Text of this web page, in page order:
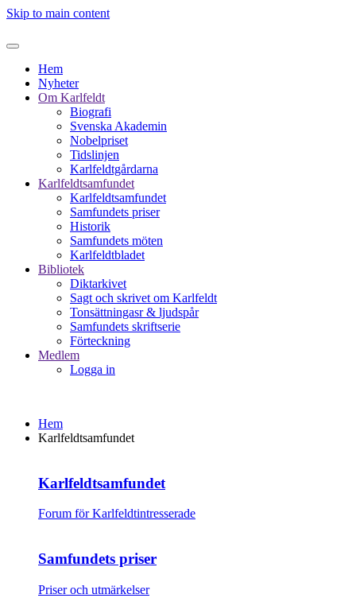
Skip to main content
Hem
Nyheter
Om Karlfeldt
Biografi
Svenska Akademin
Nobelpriset
Tidslinjen
Karlfeldtgårdarna
Karlfeldtsamfundet
Karlfeldtsamfundet
Samfundets priser
Historik
Samfundets möten
Karlfeldtbladet
Bibliotek
Diktarkivet
Sagt och skrivet om Karlfeldt
Tonsättningasr & ljudspår
Samfundets skriftserie
Förteckning
Medlem
Logga in
Hem
Karlfeldtsamfundet
Karlfeldtsamfundet
Forum för Karlfeldtintresserade
Samfundets priser
Priser och utmärkelser